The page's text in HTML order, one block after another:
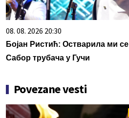
08. 08. 2026 20:30
Бојан Ристић: Остварила ми
Сабор трубача у Гучи
Povezane vesti